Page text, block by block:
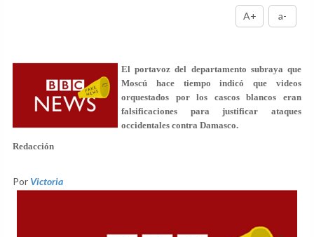
A+ a-
El portavoz del departamento subraya que
Moscú hace tiempo indicó que videos
orquestados por los cascos blancos eran
falsificaciones para justificar ataques
occidentales contra Damasco.
Redacción
Por Victoria